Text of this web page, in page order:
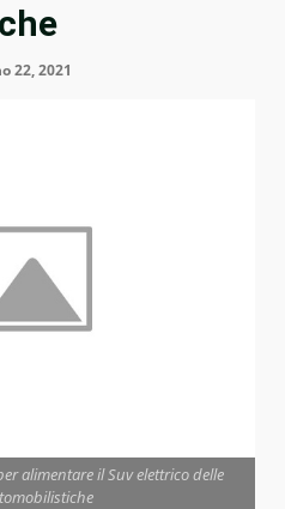
22, 2021
alimentare il Suv elettrico delle